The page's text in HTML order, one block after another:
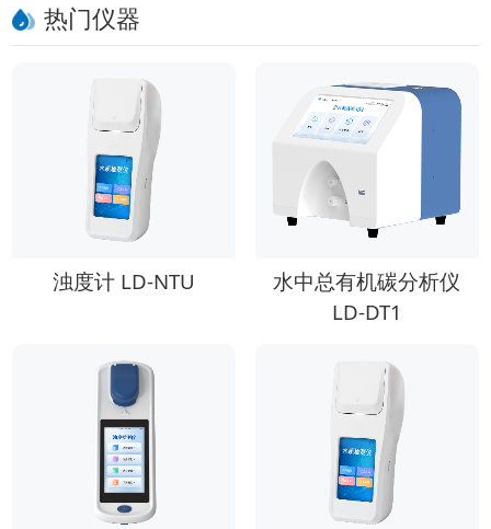
热门仪器
浊度计 LD-NTU
水中总有机碳分析仪
LD-DT1